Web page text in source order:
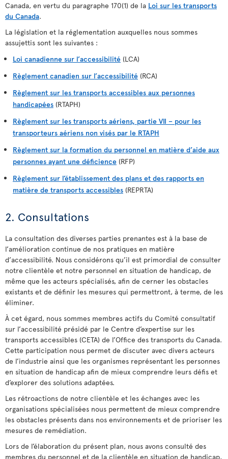
Canada, en vertu du paragraphe 170(1) de la Loi sur les transports
du Canada.
La législation et la réglementation auxquelles nous sommes
assujettis sont les suivantes :
Loi canadienne sur l’accessibilité (LCA)
Règlement canadien sur l’accessibilité (RCA)
Règlement sur les transports accessibles aux personnes
handicapées (RTAPH)
Règlement sur les transports aériens, partie VII – pour les
transporteurs aériens non visés par le RTAPH
Règlement sur la formation du personnel en matière d’aide aux
personnes ayant une déficience (RFP)
Règlement sur l’établissement des plans et des rapports en
matière de transports accessibles (REPRTA)
2. Consultations
La consultation des diverses parties prenantes est à la base de
l’amélioration continue de nos pratiques en matière
d’accessibilité. Nous considérons qu’il est primordial de consulter
notre clientèle et notre personnel en situation de handicap, de
même que les acteurs spécialisés, afin de cerner les obstacles
existants et de définir les mesures qui permettront, à terme, de les
éliminer.
À cet égard, nous sommes membres actifs du Comité consultatif
sur l’accessibilité présidé par le Centre d’expertise sur les
transports accessibles (CETA) de l’Office des transports du Canada.
Cette participation nous permet de discuter avec divers acteurs
de l’industrie ainsi que les organismes représentant les personnes
en situation de handicap afin de mieux comprendre leurs défis et
d’explorer des solutions adaptées.
Les rétroactions de notre clientèle et les échanges avec les
organisations spécialisées nous permettent de mieux comprendre
les obstacles présents dans nos environnements et de prioriser les
mesures de remédiation.
Lors de l’élaboration du présent plan, nous avons consulté des
membres du personnel et de la clientèle en situation de handicap,